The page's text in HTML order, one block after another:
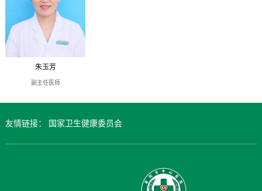
朱玉芳
副主任医师
友情链接： 国家卫生健康委员会